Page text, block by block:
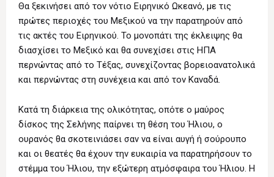
Θα ξεκινήσει από τον νότιο Ειρηνικό Ωκεανό, με τις
πρώτες περιοχές του Μεξικού να την παρατηρούν από
τις ακτές του Ειρηνικού. Το μονοπάτι της έκλειψης θα
διασχίσει το Μεξικό και θα συνεχίσει στις ΗΠΑ
περνώντας από το Τέξας, συνεχίζοντας βορειοανατολικά
και περνώντας στη συνέχεια και από τον Καναδά.
Κατά τη διάρκεια της ολικότητας, οπότε ο μαύρος
δίσκος της Σελήνης παίρνει τη θέση του Ήλιου, ο
ουρανός θα σκοτεινιάσει σαν να είναι αυγή ή σούρουπο
και οι θεατές θα έχουν την ευκαιρία να παρατηρήσουν το
στέμμα του Ήλιου, την εξώτερη ατμόσφαιρα του Ήλιου. Η